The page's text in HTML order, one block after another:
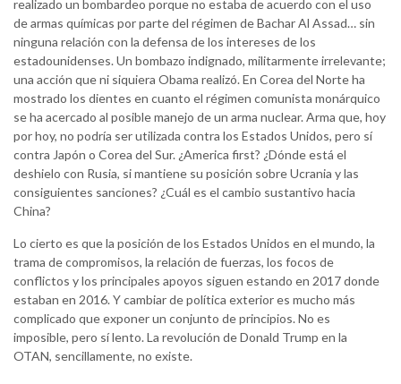
realizado un bombardeo porque no estaba de acuerdo con el uso
de armas químicas por parte del régimen de Bachar Al Assad… sin
ninguna relación con la defensa de los intereses de los
estadounidenses. Un bombazo indignado, militarmente irrelevante;
una acción que ni siquiera Obama realizó. En Corea del Norte ha
mostrado los dientes en cuanto el régimen comunista monárquico
se ha acercado al posible manejo de un arma nuclear. Arma que, hoy
por hoy, no podría ser utilizada contra los Estados Unidos, pero sí
contra Japón o Corea del Sur. ¿America first? ¿Dónde está el
deshielo con Rusia, si mantiene su posición sobre Ucrania y las
consiguientes sanciones? ¿Cuál es el cambio sustantivo hacia
China?
Lo cierto es que la posición de los Estados Unidos en el mundo, la
trama de compromisos, la relación de fuerzas, los focos de
conflictos y los principales apoyos siguen estando en 2017 donde
estaban en 2016. Y cambiar de política exterior es mucho más
complicado que exponer un conjunto de principios. No es
imposible, pero sí lento. La revolución de Donald Trump en la
OTAN, sencillamente, no existe.